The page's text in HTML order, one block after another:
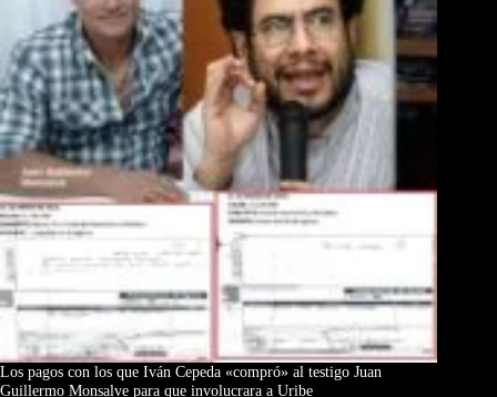
Los pagos con los que Iván Cepeda «compró» al testigo Juan
Guillermo Monsalve para que involucrara a Uribe